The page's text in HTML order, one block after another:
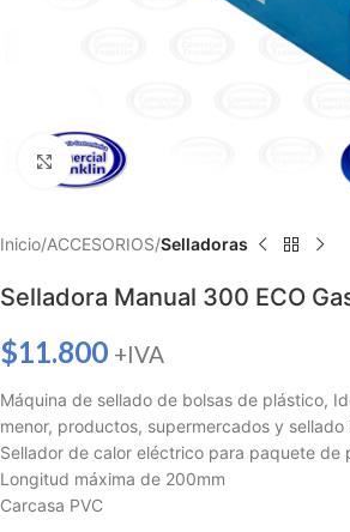
Haga clic para ampliar
Inicio ACCESORIOS Selladoras
Selladora Manual 300 ECO
$11.800 +IVA
Máquina de sellado de bolsas de plástico,
menor, productos, supermercados y sellado
Sellador de calor eléctrico para paquete de
Longitud máxima de 200mm
Carcasa PVC